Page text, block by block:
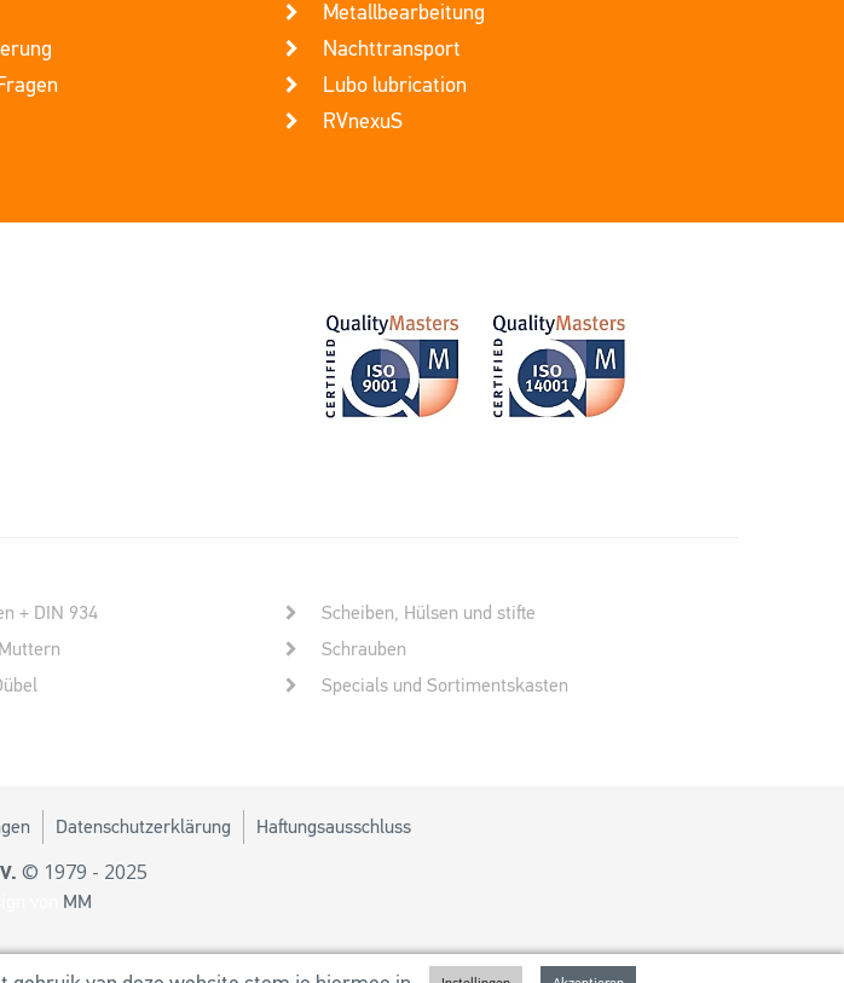
Metallbearbeitung
Nachttransport
Lubo lubrication
RVnexuS
+ DIN 934
Scheiben, Hülsen und stifte
Schrauben
Specials und Sortimentskasten
Datenschutzerklärung Haftungsausschluss
© 1979 - 2025
MM